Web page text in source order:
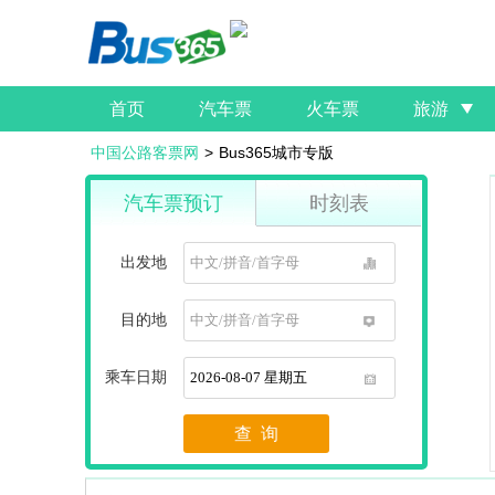
首页 汽车票 火车票 旅游
中国公路客票网 > Bus365城市专版
汽车票预订 时刻表
出发地
目的地
1
乘车日期
1
查 询